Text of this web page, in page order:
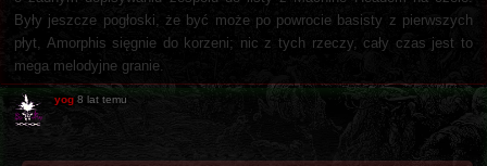
Były jeszcze pogłoski, że być może po powrocie basisty z pierwszych
płyt, Amorphis sięgnie do korzeni; nic z tych rzeczy, cały czas jest to
mega melodyjne granie.
yog 8 lat temu